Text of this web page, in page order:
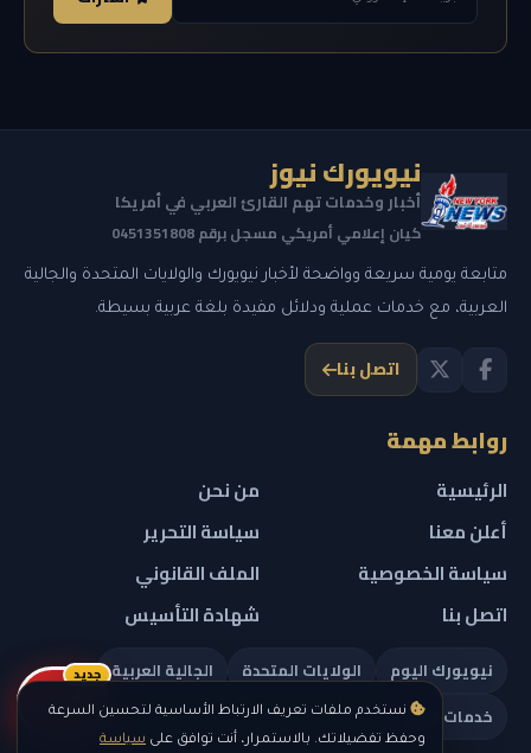
نستخدم ملفات تعريف الارتباط الأساسية لتحسين السرعة
وحفظ تفضيلاتك. بالاستمرار، أنت توافق على سياسة
نيويورك نيوز
أخبار وخدمات تهم القارئ العربي في أمريكا
كيان إعلامي أمريكي مسجل برقم 0451351808
متابعة يومية سريعة وواضحة لأخبار نيويورك والولايات المتحدة والجالية
العربية، مع خدمات عملية ودلائل مفيدة بلغة عربية بسيطة.
اتصل بنا
روابط مهمة
الرئيسية
من نحن
أعلن معنا
سياسة التحرير
سياسة الخصوصية
الملف القانوني
اتصل بنا
شهادة التأسيس
نيويورك اليوم الولايات المتحدة
الجالية العربية
خدمات تهمك
ريلز
جديد